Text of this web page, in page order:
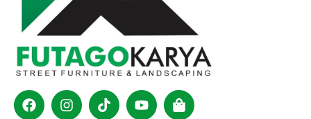
FacebookInstagram
TiktokYoutubeShopping-
bag